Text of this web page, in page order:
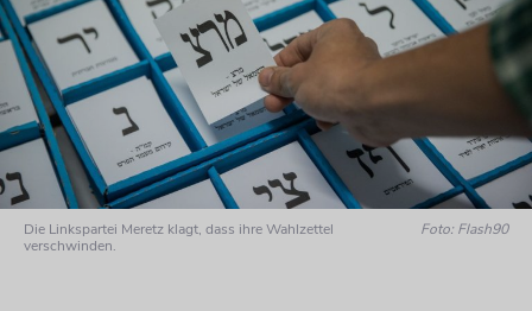
Die Linkspartei Meretz klagt, dass ihre Wahlzettel
verschwinden.
Foto: Flash90